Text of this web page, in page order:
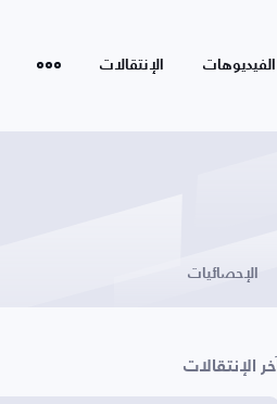
الفيديوهات الإنتقالات
الإحصائيات
آخر الإنتقالات